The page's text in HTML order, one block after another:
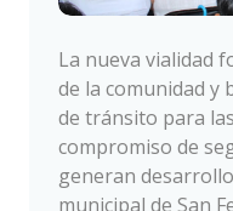
La nueva vialidad
de la comunidad y
de tránsito para
compromiso de
generan
municipal de San